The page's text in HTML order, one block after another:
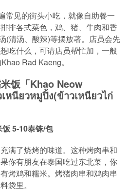
常见的街头小吃，就像自助餐一
排各式菜色，鸡、猪、牛肉和香
(清汤、酸辣)等摆放著。店员会先
吃什么，可请店员帮忙加，一般
Rad Kaeng。
饭「Khao Neow
หนียวหมูปิ้ง(ข้าวเหนียวไก่
5-10泰铢/包
满了烧烤的味道。这种烤肉串和
你有朋友在泰国吃过东北菜，你
烤鸡和糯米。烤猪肉串和鸡肉串
袋里。